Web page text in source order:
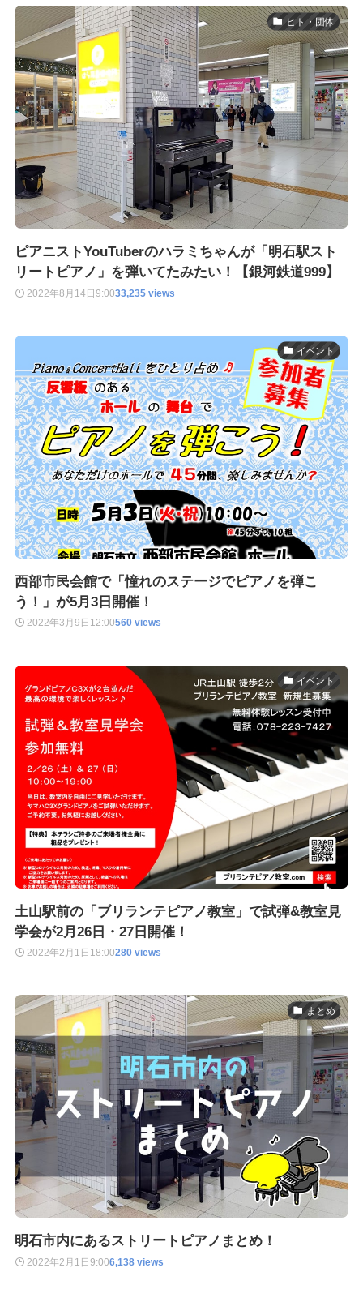
ヒト・団体
ピアニストYouTuberのハラミちゃんが「明石駅スト
リートピアノ」を弾いてたみたい！【銀河鉄道999】
2022年8月14日9:0033,235 views
イベント
西部市民会館で「憧れのステージでピアノを弾こ
う！」が5月3日開催！
2022年3月9日 12:00560 views
イベント
土山駅前の「ブリランテピアノ教室」で試弾&教室見
学会が2月26日・27日開催！
2022年2月1日 18:00280 views
まとめ
明石市内にあるストリートピアノまとめ！
2022年2月1日9:006,138 views